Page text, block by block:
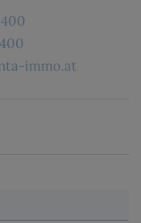
immo.at